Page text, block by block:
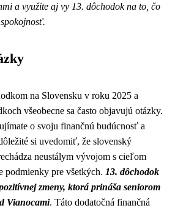
a využite aj vy 13. dôchodok na to, čo
na Slovensku v roku 2025 a
všeobecne sa často objavujú otázky.
o svoju finančnú budúcnosť a
si uvedomiť, že slovenský
neustálym vývojom s cieľom
podmienky pre všetkých. 13. dôchodok
zmeny, ktorá prináša seniorom
Vianocami. Táto dodatočná finančná